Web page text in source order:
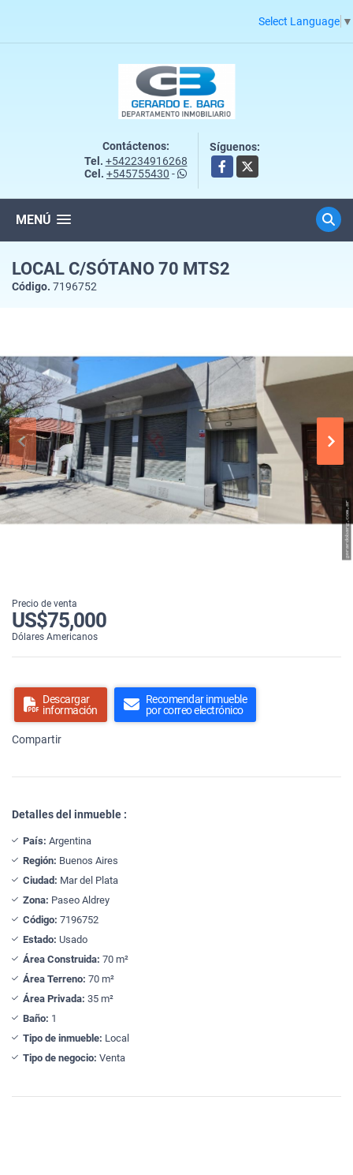
Select Language ▼
Contáctenos:
Tel. +542234916268
Cel. +545755430 -
Síguenos:
Facebook
X
MENÚ
LOCAL C/SÓTANO 70 MTS2
Código. 7196752
Precio de venta
US$75,000
Dólares Americanos
Descargar
información
Recomendar inmueble
por correo electrónico
Compartir
Detalles del inmueble :
País: Argentina
Región: Buenos Aires
Ciudad: Mar del Plata
Zona: Paseo Aldrey
Código: 7196752
Estado: Usado
Área Construida: 70 m²
Área Terreno: 70 m²
Área Privada: 35 m²
Baño: 1
Tipo de inmueble: Local
Tipo de negocio: Venta